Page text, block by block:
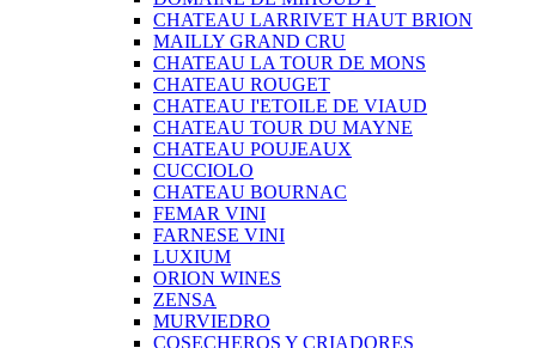
CHATEAU LARRIVET HAUT BRION
MAILLY GRAND CRU
CHATEAU LA TOUR DE MONS
CHATEAU ROUGET
CHATEAU I'ETOILE DE VIAUD
CHATEAU TOUR DU MAYNE
CHATEAU POUJEAUX
CUCCIOLO
CHATEAU BOURNAC
FEMAR VINI
FARNESE VINI
LUXIUM
ORION WINES
ZENSA
MURVIEDRO
COSECHEROS Y CRIADORES